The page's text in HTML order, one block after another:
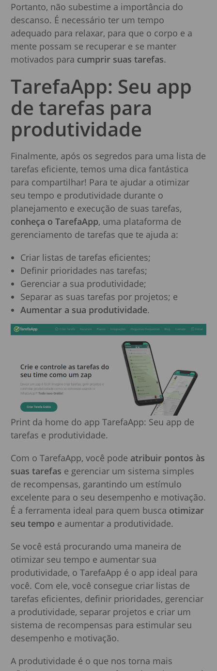
Portanto, não subestime a importância do
descanso. É necessário ter um tempo
adequado para relaxar, para que o corpo e a
mente possam se recuperar e se manter
motivados para cumprir suas tarefas.
TarefaApp: Seu app
de tarefas para
produtividade
Finalmente, após os segredos para uma lista de
tarefas eficiente, temos uma dica fantástica
para compartilhar! Para te ajudar a otimizar
seu tempo e produtividade durante o
planejamento e execução de suas tarefas,
conheça o TarefaApp, uma plataforma de
gerenciamento de tarefas que te ajuda a:
Criar listas de tarefas eficientes;
Definir prioridades nas tarefas;
Gerenciar a sua produtividade;
Separar as suas tarefas por projetos; e
Aumentar a sua produtividade.
Print da home do app TarefaApp: Seu app de
tarefas e produtividade.
Com o TarefaApp, você pode atribuir pontos às
suas tarefas e gerenciar um sistema simples
de recompensas, garantindo um estímulo
excelente para o seu desempenho e motivação.
É a ferramenta ideal para quem busca otimizar
seu tempo e aumentar a produtividade.
Se você está procurando uma maneira de
otimizar seu tempo e aumentar sua
produtividade, o TarefaApp é o app ideal para
você. Com ele, você consegue criar listas de
tarefas eficientes, definir prioridades, gerenciar
a produtividade, separar projetos e criar um
sistema de recompensas para estimular seu
desempenho e motivação.
A produtividade é o que nos torna mais